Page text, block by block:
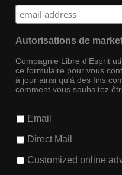
Autorisations de
Compagnie Libre d'Esprit
ce formulaire pour vous
à jour ainsi qu'à des fins
comment vous souhaitez
Email
Direct Mail
Customized online